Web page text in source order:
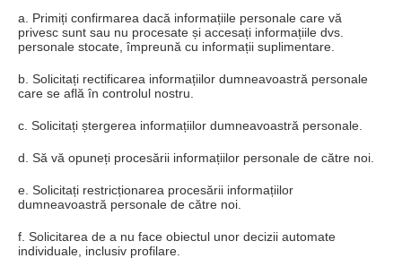
a. Primiți confirmarea dacă informațiile personale care vă
privesc sunt sau nu procesate și accesați informațiile dvs.
personale stocate, împreună cu informații suplimentare.
b. Solicitați rectificarea informațiilor dumneavoastră personale
care se află în controlul nostru.
c. Solicitați ștergerea informațiilor dumneavoastră personale.
d. Să vă opuneți procesării informațiilor personale de către noi.
e. Solicitați restricționarea procesării informațiilor
dumneavoastră personale de către noi.
f. Solicitarea de a nu face obiectul unor decizii automate
individuale, inclusiv profilare.